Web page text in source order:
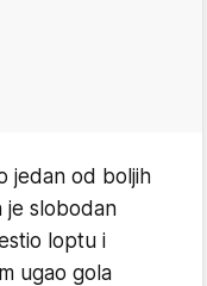
jedan od boljih
je slobodan
loptu i
ugao gola